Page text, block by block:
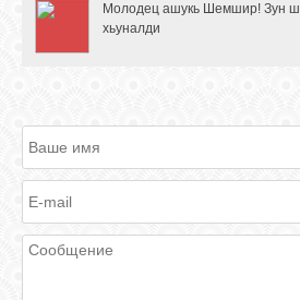
Молодец ашукь Шемшир! Зун
хьуналди